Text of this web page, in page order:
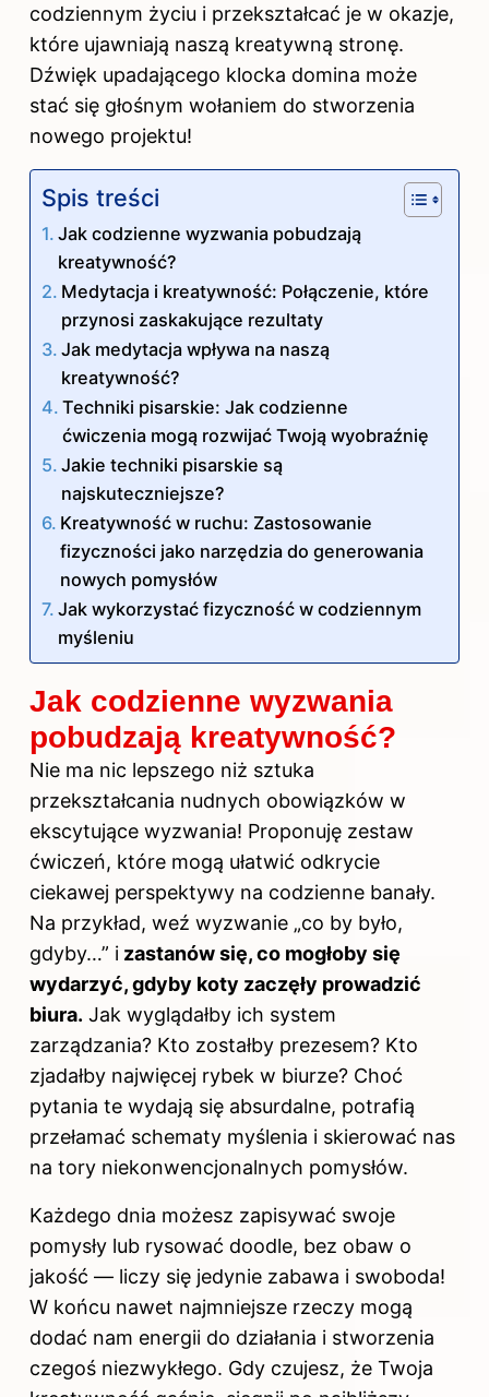
codziennym życiu i przekształcać je w okazje,
które ujawniają naszą kreatywną stronę.
Dźwięk upadającego klocka domina może
stać się głośnym wołaniem do stworzenia
nowego projektu!
Spis treści
Jak codzienne wyzwania pobudzają
kreatywność?
Medytacja i kreatywność: Połączenie, które
przynosi zaskakujące rezultaty
Jak medytacja wpływa na naszą
kreatywność?
Techniki pisarskie: Jak codzienne
ćwiczenia mogą rozwijać Twoją wyobraźnię
Jakie techniki pisarskie są
najskuteczniejsze?
Kreatywność w ruchu: Zastosowanie
fizyczności jako narzędzia do generowania
nowych pomysłów
Jak wykorzystać fizyczność w codziennym
myśleniu
Jak codzienne wyzwania
pobudzają kreatywność?
Nie ma nic lepszego niż sztuka
przekształcania nudnych obowiązków w
ekscytujące wyzwania! Proponuję zestaw
ćwiczeń, które mogą ułatwić odkrycie
ciekawej perspektywy na codzienne banały.
Na przykład, weź wyzwanie „co by było,
gdyby…” i zastanów się, co mogłoby się
wydarzyć, gdyby koty zaczęły prowadzić
biura. Jak wyglądałby ich system
zarządzania? Kto zostałby prezesem? Kto
zjadałby najwięcej rybek w biurze? Choć
pytania te wydają się absurdalne, potrafią
przełamać schematy myślenia i skierować nas
na tory niekonwencjonalnych pomysłów.
Każdego dnia możesz zapisywać swoje
pomysły lub rysować doodle, bez obaw o
jakość — liczy się jedynie zabawa i swoboda!
W końcu nawet najmniejsze rzeczy mogą
dodać nam energii do działania i stworzenia
czegoś niezwykłego. Gdy czujesz, że Twoja